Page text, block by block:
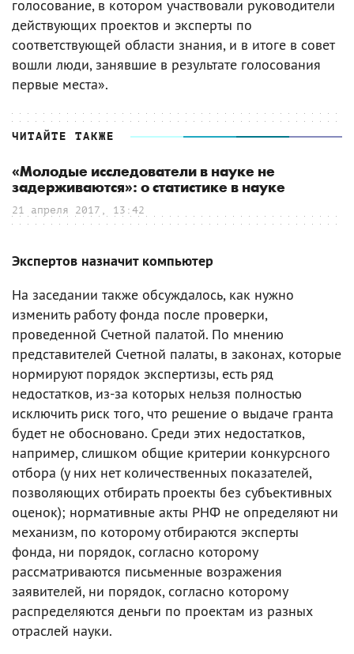
голосование, в котором участвовали руководители
действующих проектов и эксперты по
соответствующей области знания, и в итоге в совет
вошли люди, занявшие в результате голосования
первые места».
ЧИТАЙТЕ ТАКЖЕ
«Молодые исследователи в науке не
задерживаются»: о статистике в науке
21 апреля 2017, 13:42
Экспертов назначит компьютер
На заседании также обсуждалось, как нужно
изменить работу фонда после проверки,
проведенной Счетной палатой. По мнению
представителей Счетной палаты, в законах, которые
нормируют порядок экспертизы, есть ряд
недостатков, из-за которых нельзя полностью
исключить риск того, что решение о выдаче гранта
будет не обосновано. Среди этих недостатков,
например, слишком общие критерии конкурсного
отбора (у них нет количественных показателей,
позволяющих отбирать проекты без субъективных
оценок); нормативные акты РНФ не определяют ни
механизм, по которому отбираются эксперты
фонда, ни порядок, согласно которому
рассматриваются письменные возражения
заявителей, ни порядок, согласно которому
распределяются деньги по проектам из разных
отраслей науки.